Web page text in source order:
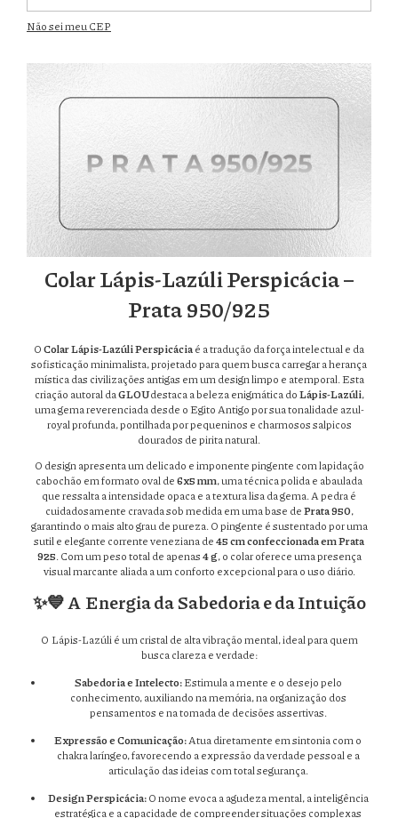
Não sei meu CEP
Colar Lápis-Lazúli Perspicácia –
Prata 950/925
OColar Lápis-Lazúli Perspicáciaé a tradução da força intelectual e da
sofisticação minimalista, projetado para quem busca carregar a herança
mística das civilizações antigas em um design limpo e atemporal. Esta
criação autoral daGLOUdestaca a beleza enigmática doLápis-Lazúli,
uma gema reverenciada desde o Egito Antigo por sua tonalidade azul-
royal profunda, pontilhada por pequeninos e charmosos salpicos
dourados de pirita natural.
O design apresenta um delicado e imponente pingente com lapidação
cabochão em formato oval de6x5 mm, uma técnica polida e abaulada
que ressalta a intensidade opaca e a textura lisa da gema. A pedra é
cuidadosamente cravada sob medida em uma base dePrata 950,
garantindo o mais alto grau de pureza. O pingente é sustentado por uma
sutil e elegante corrente veneziana de45 cm confeccionada em Prata
925. Com um peso total de apenas4 g, o colar oferece uma presença
visual marcante aliada a um conforto excepcional para o uso diário.
✨💙 A Energia da Sabedoria e da Intuição
O Lápis-Lazúli é um cristal de alta vibração mental, ideal para quem
busca clareza e verdade:
Sabedoria e Intelecto:Estimula a mente e o desejo pelo
conhecimento, auxiliando na memória, na organização dos
pensamentos e na tomada de decisões assertivas.
Expressão e Comunicação:Atua diretamente em sintonia com o
chakra laríngeo, favorecendo a expressão da verdade pessoal e a
articulação das ideias com total segurança.
Design Perspicácia:O nome evoca a agudeza mental, a inteligência
estratégica e a capacidade de compreender situações complexas